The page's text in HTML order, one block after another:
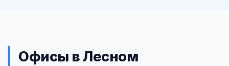
Офисы в Лесном